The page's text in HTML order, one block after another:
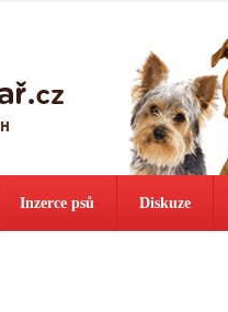
Inzerce psů Diskuze